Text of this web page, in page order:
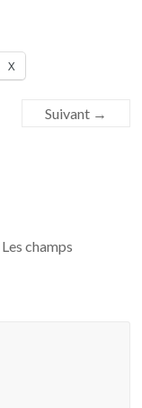
X
Suivant →
Les champs